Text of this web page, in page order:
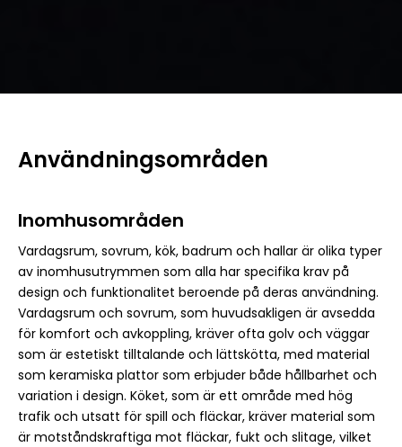
Användningsområden
Inomhusområden
Vardagsrum, sovrum, kök, badrum och hallar är olika typer
av inomhusutrymmen som alla har specifika krav på
design och funktionalitet beroende på deras användning.
Vardagsrum och sovrum, som huvudsakligen är avsedda
för komfort och avkoppling, kräver ofta golv och väggar
som är estetiskt tilltalande och lättskötta, med material
som keramiska plattor som erbjuder både hållbarhet och
variation i design. Köket, som är ett område med hög
trafik och utsatt för spill och fläckar, kräver material som
är motståndskraftiga mot fläckar, fukt och slitage, vilket